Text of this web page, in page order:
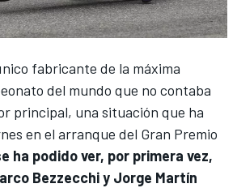
fabricante de la máxima
del mundo que no contaba
principal, una situación que ha
en el arranque del Gran Premio
ha podido ver, por primera vez,
Bezzecchiy Jorge Martín